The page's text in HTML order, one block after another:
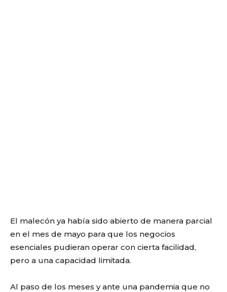
El malecón ya había sido abierto de manera parcial
en el mes de mayo para que los negocios
esenciales pudieran operar con cierta facilidad,
pero a una capacidad limitada.
Al paso de los meses y ante una pandemia que no